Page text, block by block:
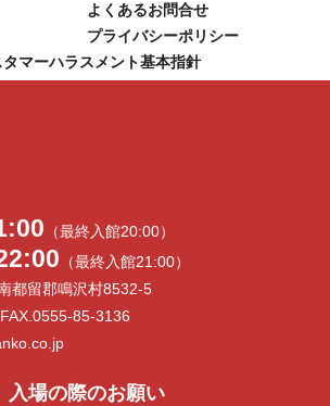
よくあるお問合せ
プライバシーポリシー
タマーハラスメント基本指針
（最終入館20:00）
（最終入館21:00）
都留郡鳴沢村8532-5
85-3136
入場の際のお願い